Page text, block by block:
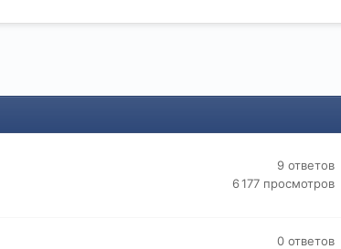
9 ответов
6 177 просмотров
0 ответов